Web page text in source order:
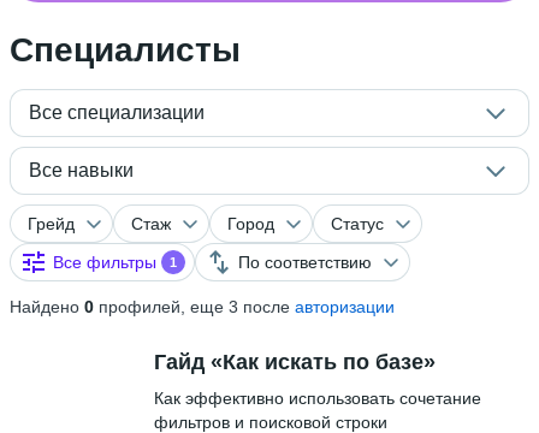
Специалисты
Все специализации
Все навыки
Грейд Стаж Город
Статус
Все фильтры
1 По соответствию
Найдено 0 профилей, еще 3 после авторизации
Гайд «Как искать по базе»
Как эффективно использовать сочетание
фильтров и поисковой строки